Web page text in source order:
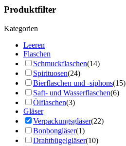
Produktfilter
Kategorien
Leeren
Flaschen
Schmuckflaschen(14)
Spirituosen(24)
Bierflaschen und -siphons(15)
Saft- und Wasserflaschen(6)
Ölflaschen(3)
Gläser
Verpackungsgläser(22)
Bonbongläser(1)
Drahtbügelgläser(10)